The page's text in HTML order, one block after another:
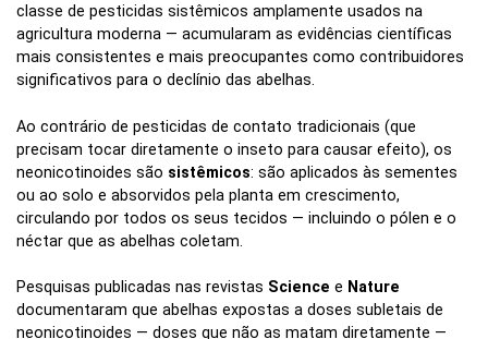
classe de pesticidas sistêmicos amplamente usados na
agricultura moderna — acumularam as evidências científicas
mais consistentes e mais preocupantes como contribuidores
significativos para o declínio das abelhas.
Ao contrário de pesticidas de contato tradicionais (que
precisam tocar diretamente o inseto para causar efeito), os
neonicotinoides são sistêmicos: são aplicados às sementes
ou ao solo e absorvidos pela planta em crescimento,
circulando por todos os seus tecidos — incluindo o pólen e o
néctar que as abelhas coletam.
Pesquisas publicadas nas revistas Science e Nature
documentaram que abelhas expostas a doses subletais de
neonicotinoides — doses que não as matam diretamente —